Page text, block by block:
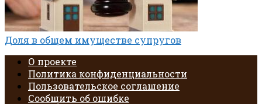
Доля в общем имуществе супругов
О проекте
Политика конфиденциальности
Пользовательское соглашение
Сообщить об ошибке